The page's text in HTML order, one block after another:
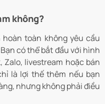
không?
toàn không yêu cầu
có thể bắt đầu với hình
Zalo, livestream hoặc bán
là lợi thế thêm nếu bạn
nhưng không phải điều